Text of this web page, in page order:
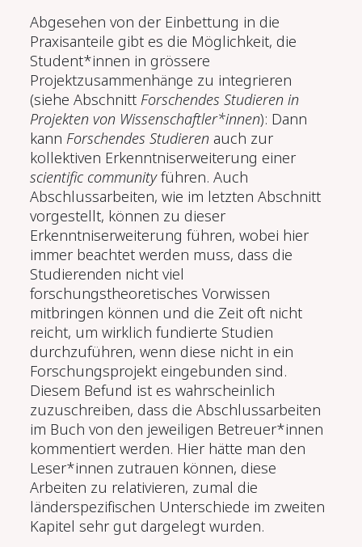
Abgesehen von der Einbettung in die
Praxisanteile gibt es die Möglichkeit, die
Student*innen in grössere
Projektzusammenhänge zu integrieren
(siehe Abschnitt Forschendes Studieren in
Projekten von Wissenschaftler*innen): Dann
kann Forschendes Studieren auch zur
kollektiven Erkenntniserweiterung einer
scientific communityführen. Auch
Abschlussarbeiten, wie im letzten Abschnitt
vorgestellt, können zu dieser
Erkenntniserweiterung führen, wobei hier
immer beachtet werden muss, dass die
Studierenden nicht viel
forschungstheoretisches Vorwissen
mitbringen können und die Zeit oft nicht
reicht, um wirklich fundierte Studien
durchzuführen, wenn diese nicht in ein
Forschungsprojekt eingebunden sind.
Diesem Befund ist es wahrscheinlich
zuzuschreiben, dass die Abschlussarbeiten
im Buch von den jeweiligen Betreuer*innen
kommentiert werden. Hier hätte man den
Leser*innen zutrauen können, diese
Arbeiten zu relativieren, zumal die
länderspezifischen Unterschiede im zweiten
Kapitel sehr gut dargelegt wurden.